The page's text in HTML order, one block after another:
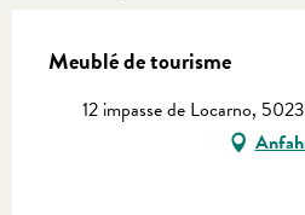
Meublé de tourisme
12 impasse de Locarno,